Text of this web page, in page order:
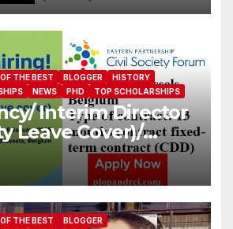
THE BEST BLOGGER
HISTORY
NEWS PHD TOP SCHOLARSHIPS
Interim Director
Leave Cover)/
Civil
THE BEST
BLOGGER